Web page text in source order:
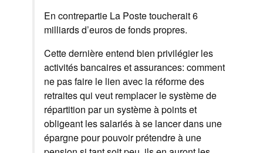
En contrepartie La Poste toucherait 6
milliards d’euros de fonds propres.
Cette dernière entend bien privilégier les
activités bancaires et assurances: comment
ne pas faire le lien avec la réforme des
retraites qui veut remplacer le système de
répartition par un système à points et
obligeant les salariés à se lancer dans une
épargne pour pouvoir prétendre à une